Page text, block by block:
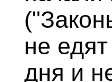
не
дня и